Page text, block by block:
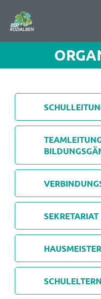
Inhalt
springen
Schulabschlüsse
Organisation
SEKRETARIAT
HAUSMEISTER